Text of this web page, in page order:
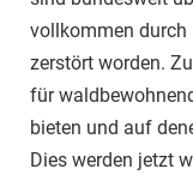
vollkommen durch
zerstört worden.
für
bieten und auf
Dies werden jetzt